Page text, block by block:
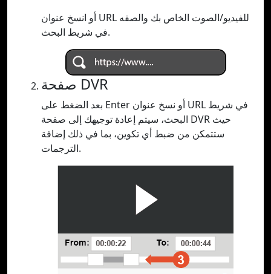
أو انسخ عنوان URL للفيديو/الصوت الخاص بك والصقه
في شريط البحث.
صفحة DVR
بعد الضغط على Enter أو نسخ عنوان URL في شريط
البحث، سيتم إعادة توجيهك إلى صفحة DVR حيث
ستتمكن من ضبط أي تكوين، بما في ذلك إضافة
الترجمات.